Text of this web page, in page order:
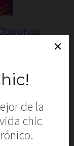
nos